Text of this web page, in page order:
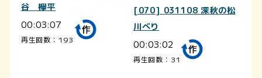
谷 欅平
00:03:07
再生回数：193
[070] 031108 深秋の松
川べり
00:03:02
再生回数：31